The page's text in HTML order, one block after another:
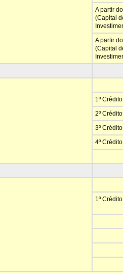
A partir
(Capital
A partir
(Capital
1º Crédito
2º Crédito
3º Crédito
4º
1º